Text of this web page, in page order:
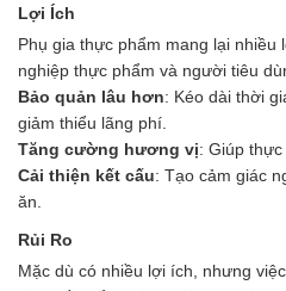
Lợi Ích
Phụ gia thực phẩm mang lại nhiều
nghiệp thực phẩm và người tiêu
Bảo quản lâu hơn: Kéo dài thời
giảm thiểu lãng phí.
Tăng cường hương vị: Giúp
Cải thiện kết cấu: Tạo cảm giác
ăn.
Rủi Ro
Mặc dù có nhiều lợi ích, nhưng